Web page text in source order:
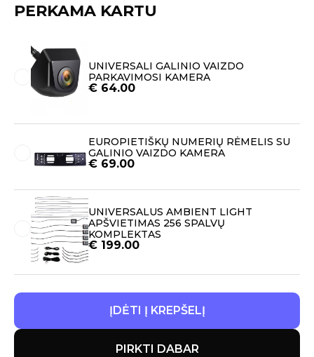
PERKAMA KARTU
UNIVERSALI GALINIO VAIZDO
PARKAVIMOSI KAMERA
€ 64.00
EUROPIETIŠKŲ NUMERIŲ RĖMELIS SU
GALINIO VAIZDO KAMERA
€ 69.00
UNIVERSALUS AMBIENT LIGHT
APŠVIETIMAS 256 SPALVŲ
KOMPLEKTAS
€ 199.00
ĮDĖTI Į KREPŠELĮ
PIRKTI DABAR